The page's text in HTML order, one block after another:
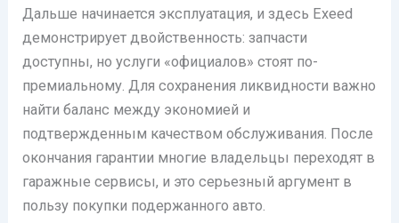
Дальше начинается эксплуатация, и здесь Exeed
демонстрирует двойственность: запчасти
доступны, но услуги «официалов» стоят по-
премиальному. Для сохранения ликвидности важно
найти баланс между экономией и
подтвержденным качеством обслуживания. После
окончания гарантии многие владельцы переходят в
гаражные сервисы, и это серьезный аргумент в
пользу покупки подержанного авто.